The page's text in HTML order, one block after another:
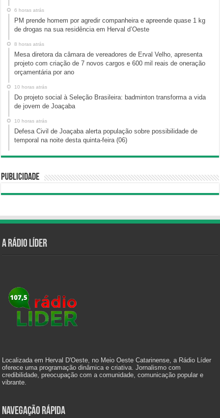
6 horas atrás
PM prende homem por agredir companheira e apreende quase 1 kg
de drogas na sua residência em Herval d’Oeste
8 horas atrás
Mesa diretora da câmara de vereadores de Erval Velho, apresenta
projeto com criação de 7 novos cargos e 600 mil reais de oneração
orçamentária por ano
10 horas atrás
Do projeto social à Seleção Brasileira: badminton transforma a vida
de jovem de Joaçaba
10 horas atrás
Defesa Civil de Joaçaba alerta população sobre possibilidade de
temporal na noite desta quinta-feira (06)
Publicidade
A Rádio Líder
Localizada em Herval D'Oeste, no Meio Oeste Catarinense, a Rádio Líder
oferece uma programação dinâmica e criativa. Jornalismo com
credibilidade, preocupação com a comunidade, comunicação popular e
vibrante.
Navegação Rápida